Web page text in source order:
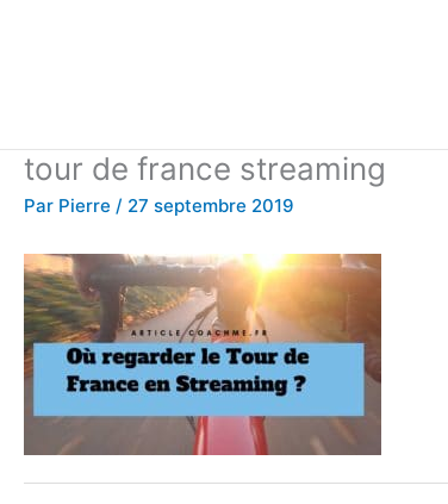
tour de france streaming
Par Pierre / 27 septembre 2019